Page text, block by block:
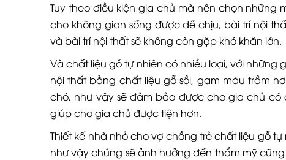
Tuy theo điều kiện gia chủ mà nên chọn
cho không gian sống được dễ chịu, bài trí nội
và bài trí nội thất sẽ không còn gặp khó khăn lớn.
Và chất liệu gỗ tự nhiên có nhiều loại, với
nội thất bằng chất liệu gỗ sồi, gam màu trầm
chó, như vậy sẽ đảm bảo được cho gia chủ có
giúp cho gia chủ được tiện hơn.
Thiết kế nhà nhỏ cho vợ chồng trẻ chất liệu gỗ
như vậy chúng sẽ ảnh hưởng đến thẩm mỹ